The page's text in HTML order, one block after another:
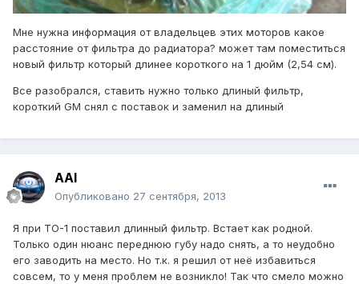
Мне нужна информация от владельцев этих моторов какое
расстояние от фильтра до радиатора? может там поместиться
новый фильтр который длинее короткого на 1 дюйм (2,54 см).
Все разобрался, ставить нужно только длиный фильтр,
короткий GM снял с поставок и заменил на длиный
AAI
Опубликовано 27 сентября, 2013
Я при ТО-1 поставил длинный фильтр. Встает как родной.
Только один нюанс переднюю губу надо снять, а то неудобно
его заводить на место. Но т.к. я решил от неё избавиться
совсем, то у меня проблем не возникло! Так что смело можно